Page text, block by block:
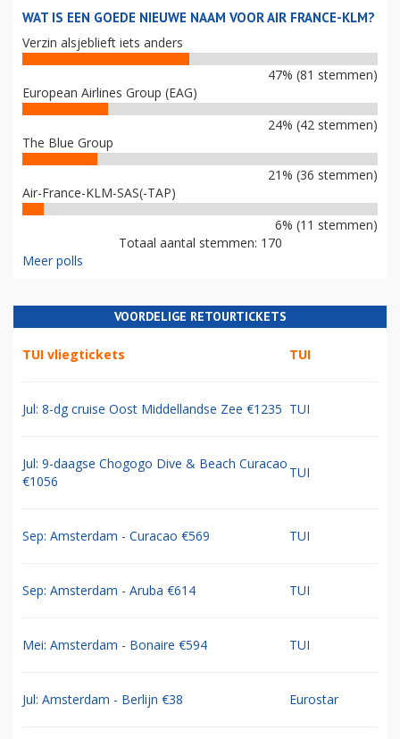
WAT IS EEN GOEDE NIEUWE NAAM VOOR AIR FRANCE-KLM?
Verzin alsjeblieft iets anders
47% (81 stemmen)
European Airlines Group (EAG)
24% (42 stemmen)
The Blue Group
21% (36 stemmen)
Air-France-KLM-SAS(-TAP)
6% (11 stemmen)
Totaal aantal stemmen: 170
Meer polls
VOORDELIGE RETOURTICKETS
TUI vliegtickets TUI
Jul: 8-dg cruise Oost Middellandse Zee €1235 TUI
Jul: 9-daagse Chogogo Dive & Beach Curacao
€1056
TUI
Sep: Amsterdam - Curacao €569 TUI
Sep: Amsterdam - Aruba €614 TUI
Mei: Amsterdam - Bonaire €594 TUI
Jul: Amsterdam - Berlijn €38 Eurostar